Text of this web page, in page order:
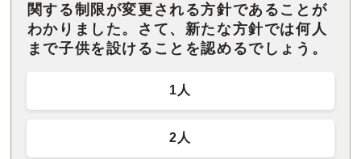
関する制限が変更される方針であることが
わかりました。さて、新たな方針では何人
まで子供を設けることを認めるでしょう。
1人
2人